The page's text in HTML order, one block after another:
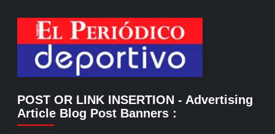
POST OR LINK INSERTION - Advertising
Article Blog Post Banners :